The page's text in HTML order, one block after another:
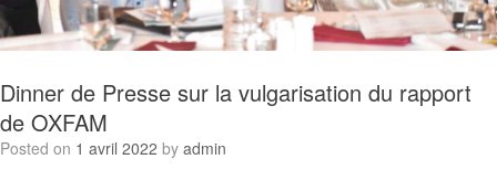
Dinner de Presse sur la vulgarisation du rapport
de OXFAM
Posted on 1 avril 2022 by admin